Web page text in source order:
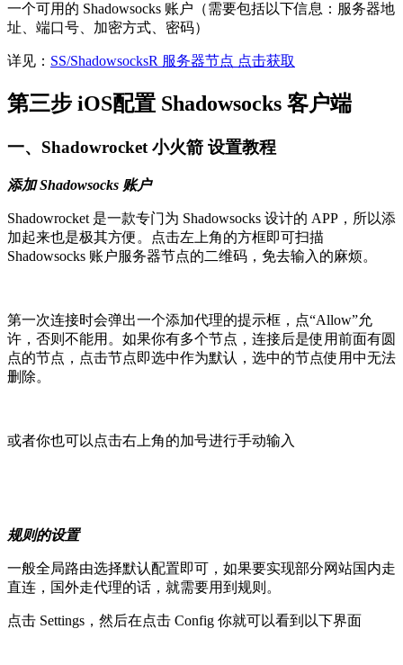
一个可用的 Shadowsocks 账户（需要包括以下信息：服务器地
址、端口号、加密方式、密码）
详见： SS/ShadowsocksR 服务器节点 点击获取
第三步 iOS配置 Shadowsocks 客户端
一、Shadowrocket 小火箭 设置教程
添加 Shadowsocks 账户
Shadowrocket 是一款专门为 Shadowsocks 设计的 APP，所以添
加起来也是极其方便。点击左上角的方框即可扫描
Shadowsocks 账户服务器节点的二维码，免去输入的麻烦。
第一次连接时会弹出一个添加代理的提示框，点“Allow”允
许，否则不能用。如果你有多个节点，连接后是使用前面有圆
点的节点，点击节点即选中作为默认，选中的节点使用中无法
删除。
或者你也可以点击右上角的加号进行手动输入
规则的设置
一般全局路由选择默认配置即可，如果要实现部分网站国内走
直连，国外走代理的话，就需要用到规则。
点击 Settings，然后在点击 Config 你就可以看到以下界面